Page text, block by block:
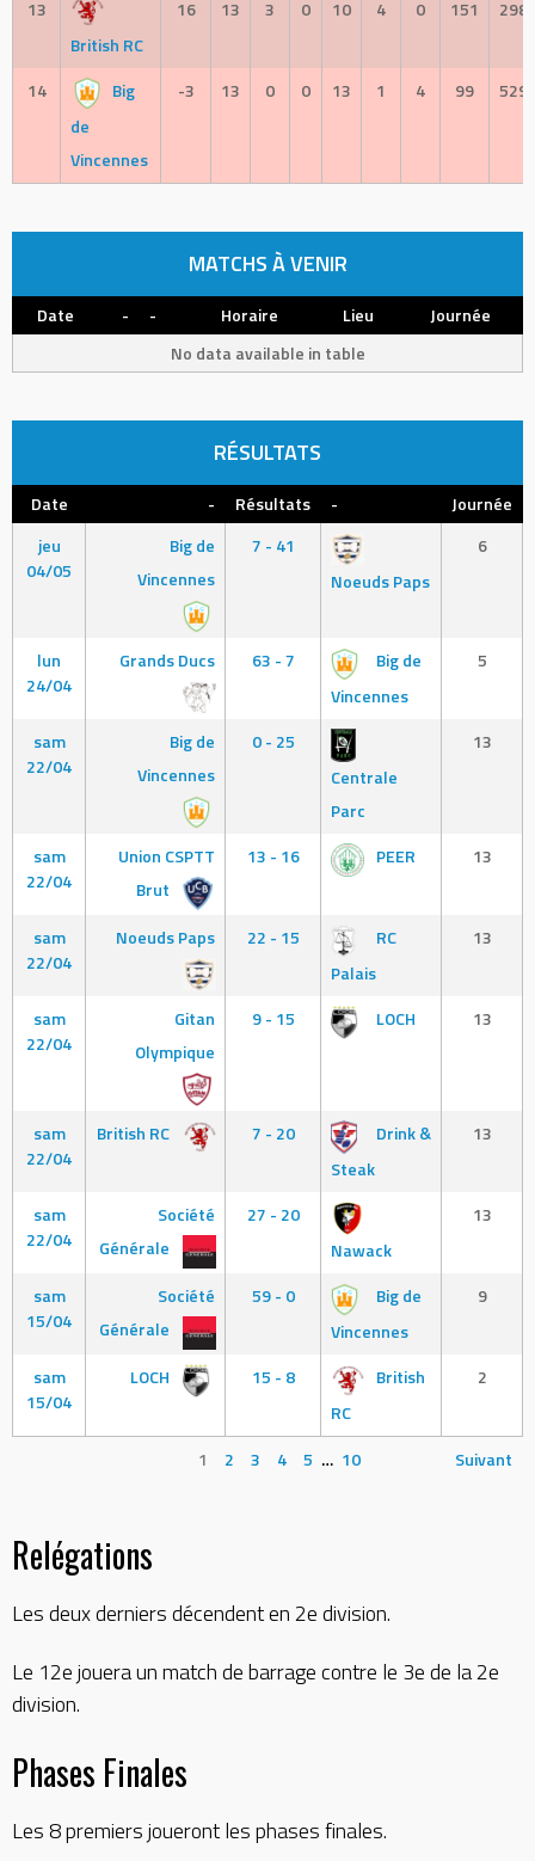
13
British RC
16 13 3 0 10 4 0 151 298
14
Big
de
Vincennes
-3 13 0 0 13 1 4 99 529
MATCHS À VENIR
Date - - Horaire Lieu
Journée
No data available in table
RÉSULTATS
Date - Résultats -
Journée
jeu
04/05
Big de
Vincennes
7 - 41
Noeuds Paps
6
lun
24/04
Grands Ducs 63 - 7
Big de
Vincennes
5
sam
22/04
Big de
Vincennes
0 - 25
Centrale
Parc
13
sam
22/04
Union CSPTT
Brut
13 - 16 PEER 13
sam
22/04
Noeuds Paps 22 - 15
RC
Palais
13
sam
22/04
Gitan
Olympique
9 - 15 LOCH 13
sam
22/04
British RC 7 - 20
Drink &
Steak
13
sam
22/04
Société
Générale
27 - 20
Nawack
13
sam
15/04
Société
Générale
59 - 0
Big de
Vincennes
9
sam
15/04
LOCH 15 - 8
British
RC
2
1 2 3 4 5 … 10 Suivant
Relégations
Les deux derniers décendent en 2e division.
Le 12e jouera un match de barrage contre le 3e de la 2e
division.
Phases Finales
Les 8 premiers joueront les phases finales.